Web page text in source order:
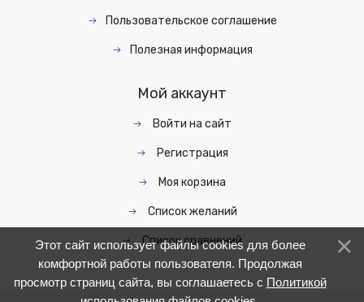
Пользовательское соглашение
Полезная информация
Мой аккаунт
Войти на сайт
Регистрация
Моя корзина
Список желаний
Список сравнений
Этот сайт использует файлы cookies для более
комфортной работы пользователя. Продолжая
просмотр страниц сайта, вы соглашаетесь с Политикой